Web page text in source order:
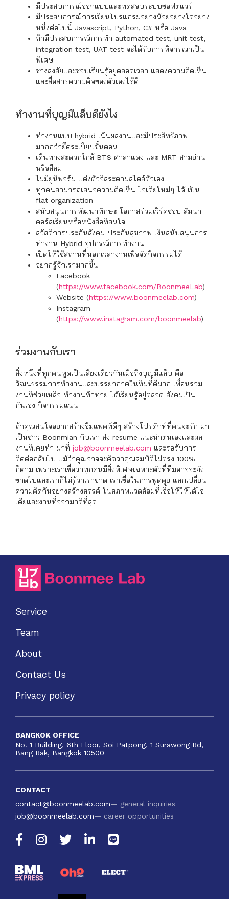
มีประสบการณ์ออกแบบและทดสอบระบบซอฟตแวร์
มีประสบการณ์การเขียนโปรแกรมอย่างน้อยอย่างใดอย่าง
หนึ่งต่อไปนี้ Javascript, Python, C# หรือ Java
ถ้ามีประสบการณ์การทำ automated test, unit test,
integration test, UAT test จะได้รับการพิจารณาเป็น
พิเศษ
ช่างสงสัยและชอบเรียนรู้อยู่ตลอดเวลา แสดงความคิดเห็น
และสื่อสารความคิดของตัวเองได้ดี
ทำงานที่บุญมีแล็บดียังไง
ทำงานแบบ hybrid เน้นผลงานและมีประสิทธิภาพ
มากกว่ายึดระเบียบขั้นตอน
เดินทางสะดวกใกล้ BTS ศาลาแดง และ MRT สามย่าน
หรือสีลม
ไม่มียูนิฟอร์ม แต่งตัวอิสระตามสไตล์ตัวเอง
ทุกคนสามารถเสนอความคิดเห็น ไอเดียใหม่ๆ ได้ เป็น
flat organization
สนับสนุนการพัฒนาทักษะ โอกาสร่วมเวิร์คชอป สัมนา
คอร์สเรียนหรือหนังสือที่สนใจ
สวัสดิการประกันสังคม ประกันสุขภาพ เงินสนับสนุนการ
ทำงาน Hybrid อุปกรณ์การทำงาน
เปิดให้ใช้สถานที่นอกเวลางานเพื่อจัดกิจกรรมได้
อยากรู้จักเรามากขึ้น
Facebook
(https://www.facebook.com/BoonmeeLab)
Website (https://www.boonmeelab.com)
Instagram
(https://www.instagram.com/boonmeelab)
ร่วมงานกับเรา
สิ่งหนึ่งที่ทุกคนพูดเป็นเสียงเดียวกันเมื่อถึงบุญมีแล็บ คือ
วัฒนธรรมการทำงานและบรรยากาศในทีมที่ดีมาก เพื่อนร่วม
งานที่ช่วยเหลือ ทำงานท้าทาย ได้เรียนรู้อยู่ตลอด สังคมเป็น
กันเอง กิจกรรมแน่น
ถ้าคุณสนใจอยากสร้างอิมแพคท์ดีๆ สร้างโปรดักท์ที่คนจะรัก มา
เป็นชาว Boonmian กับเรา ส่ง resume แนะนำตนเองและผล
งานที่เคยทำ มาที่ job@boonmeelab.com และรอรับการ
ติดต่อกลับไป แม้ว่าคุณอาจจะคิดว่าคุณสมบัติไม่ตรง 100%
ก็ตาม เพราะเราเชื่อว่าทุกคนมีสิ่งพิเศษเฉพาะตัวที่ทีมอาจจะยัง
ขาดไปและเราก็ไม่รู้ว่าเราขาด เราเชื่อในการพูดคุย แลกเปลี่ยน
ความคิดกันอย่างสร้างสรรค์ ในสภาพแวดล้อมที่เอื้อให้ให้ได้ไอ
เดียและงานที่ออกมาดีที่สุด
Service
Team
About
Contact Us
Privacy policy
BANGKOK OFFICE
No. 1 Building, 6th Floor, Soi Patpong, 1 Surawong Rd,
Bang Rak, Bangkok 10500
CONTACT
contact@boonmeelab.com— general inquiries
job@boonmeelab.com— career opportunities